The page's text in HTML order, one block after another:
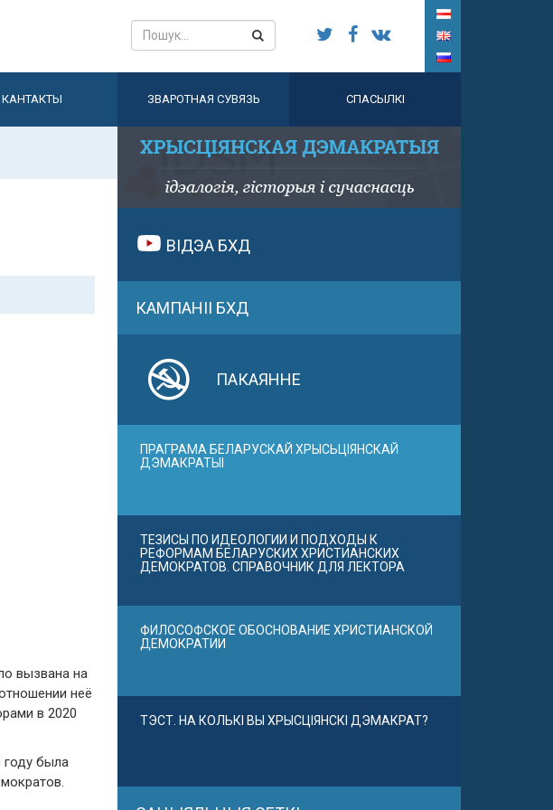
КАНТАКТЫ ЗВАРОТНАЯ СУВЯЗЬ СПАСЫЛКІ
вызвана на
неё
в 2020
году была
ВІДЭА БХД
КАМПАНІІ БХД
ПАКАЯННЕ
ПРАГРАМА БЕЛАРУСКАЙ ХРЫСЬЦІЯНСКАЙ
ДЭМАКРАТЫІ
ТЕЗИСЫ ПО ИДЕОЛОГИИ И ПОДХОДЫ К
РЕФОРМАМ БЕЛАРУСКИХ ХРИСТИАНСКИХ
ДЕМОКРАТОВ. СПРАВОЧНИК ДЛЯ ЛЕКТОРА
ФИЛОСОФСКОЕ ОБОСНОВАНИЕ ХРИСТИАНСКОЙ
ДЕМОКРАТИИ
ТЭСТ. НА КОЛЬКІ ВЫ ХРЫСЦІЯНСКІ ДЭМАКРАТ?